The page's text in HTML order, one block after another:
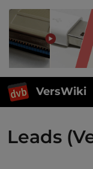
VersWiki
Leads